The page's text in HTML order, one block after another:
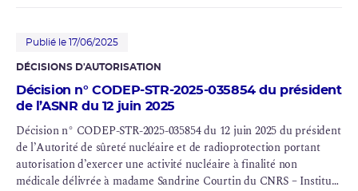
Publié le 17/06/2025
DÉCISIONS D'AUTORISATION
Décision n° CODEP-STR-2025-035854 du président
de l’ASNR du 12 juin 2025
Décision n° CODEP-STR-2025-035854 du 12 juin 2025 du président
de l’Autorité de sûreté nucléaire et de radioprotection portant
autorisation d’exercer une activité nucléaire à finalité non
médicale délivrée à madame Sandrine Courtin du CNRS– Institut